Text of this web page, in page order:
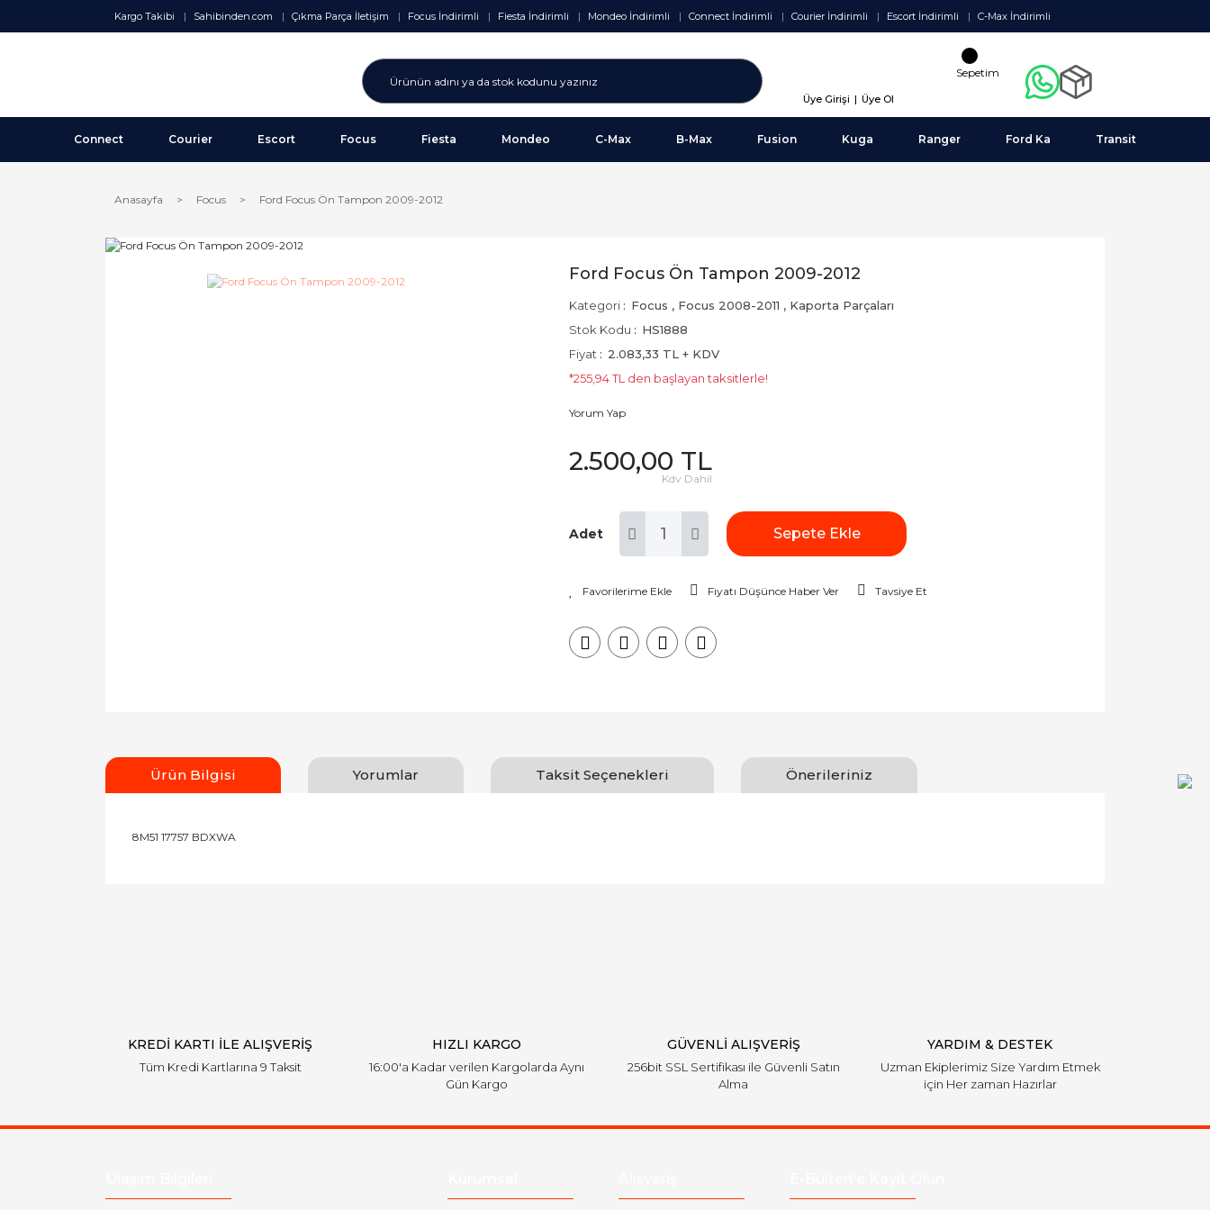
Kargo Takibi Sahibinden.com Çıkma Parça İletişim Focus İndirimli Fiesta İndirimli Mondeo İndirimli Connect İndirimli Courier İndirimli Escort İndirimli C-Max İndirimli
Üye Girişi | Üye Ol
Sepetim
Connect Courier Escort Focus Fiesta Mondeo C-Max B-Max Fusion Kuga Ranger Ford Ka Transit
Anasayfa Focus Ford Focus Ön Tampon 2009-2012
Ford Focus Ön Tampon 2009-2012
Kategori Focus , Focus 2008-2011 , Kaporta Parçaları
Stok Kodu
HS1888
Fiyat
2.083,33 TL + KDV
*255,94 TL den başlayan taksitlerle!
Yorum Yap
2.500,00 TL
Kdv Dahil
Adet Sepete Ekle
Fiyatı Düşünce Haber Ver Tavsiye Et
Ürün Bilgisi Yorumlar Taksit Seçenekleri Önerileriniz
8M51 17757 BDXWA
KREDİ KARTI İLE ALIŞVERİŞ
Tüm Kredi Kartlarına 9 Taksit
HIZLI KARGO
16:00'a Kadar verilen Kargolarda Aynı
Gün Kargo
GÜVENLİ ALIŞVERİŞ
256bit SSL Sertifikası ile Güvenli Satın
Alma
YARDIM & DESTEK
Uzman Ekiplerimiz Size Yardım Etmek
için Her zaman Hazırlar